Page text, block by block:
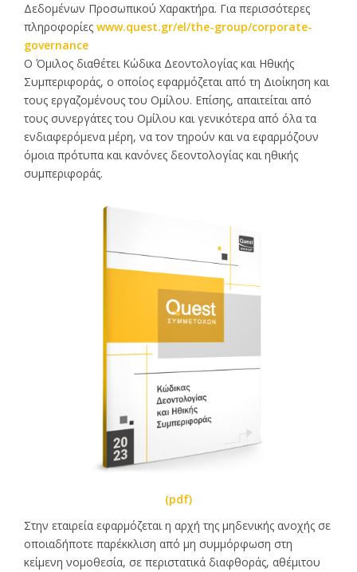
Δεδομένων Προσωπικού Χαρακτήρα. Για περισσότερες
πληροφορίες www.quest.gr/el/the-group/corporate-
governance
Ο Όμιλος διαθέτει Κώδικα Δεοντολογίας και Ηθικής
Συμπεριφοράς, ο οποίος εφαρμόζεται από τη Διοίκηση και
τους εργαζομένους του Ομίλου. Επίσης, απαιτείται από
τους συνεργάτες του Ομίλου και γενικότερα από όλα τα
ενδιαφερόμενα μέρη, να τον τηρούν και να εφαρμόζουν
όμοια πρότυπα και κανόνες δεοντολογίας και ηθικής
συμπεριφοράς.
(pdf)
Στην εταιρεία εφαρμόζεται η αρχή της μηδενικής ανοχής σε
οποιαδήποτε παρέκκλιση από μη συμμόρφωση στη
κείμενη νομοθεσία, σε περιστατικά διαφθοράς, αθέμιτου